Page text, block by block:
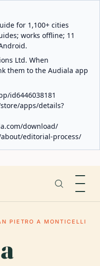
for 1,100+ cities
works offline; 11
Ltd. When
them to the Audiala app
id6446038181
apps/details?
download/
editorial-process/
PIETRO A MONTICELLI